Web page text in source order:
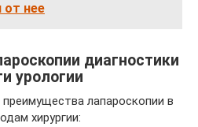
от нее
диагностики
урологии
лапароскопии в
хирургии: